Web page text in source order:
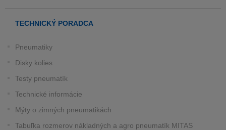
TECHNICKÝ PORADCA
Pneumatiky
Disky kolies
Testy pneumatík
Technické informácie
Mýty o zimných pneumatikách
Tabuľka rozmerov nákladných a agro pneumatík MITAS